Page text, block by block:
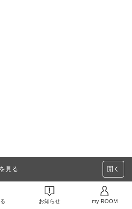
見る 開く
お知らせ my ROOM